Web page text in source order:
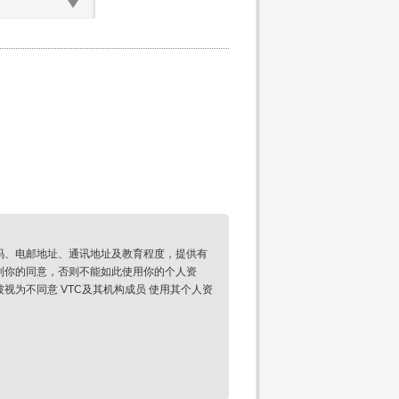
电邮地址、通讯地址及教育程度，提供有
的同意，否则不能如此使用你的个人资
为不同意 VTC及其机构成员 使用其个人资